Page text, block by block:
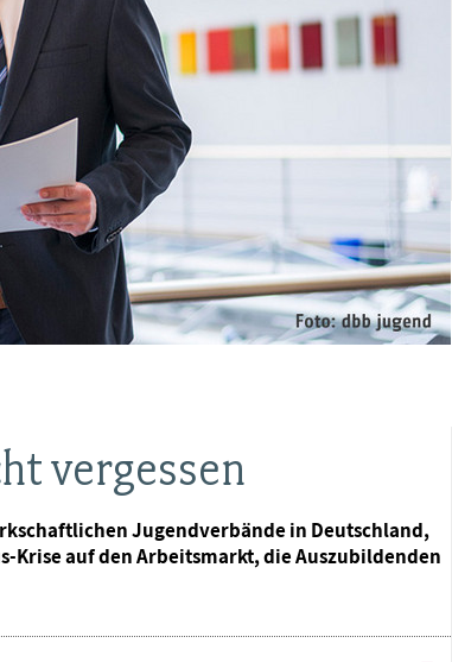
BAGSO
vergessen
Jugendverbände in Deutschland,
auf den Arbeitsmarkt, die Auszubildenden